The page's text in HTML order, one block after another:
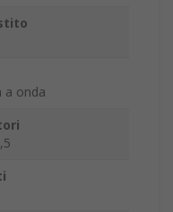
a onda